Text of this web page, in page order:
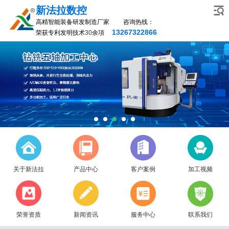
新法拉数控
高精智能装备研发制造厂家 咨询热线：
荣获专利发明技术30余項 13267322866
关于新法拉 产品中心 客户案例 加工视频
荣誉资质 新闻资讯 服务中心 联系我们